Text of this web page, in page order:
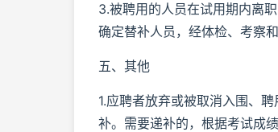
3.被聘用的人员在试用期内离
确定替补人员，经体检、考察
五、其他
1.应聘者放弃或被取消入围、
补。需要递补的，根据考试成